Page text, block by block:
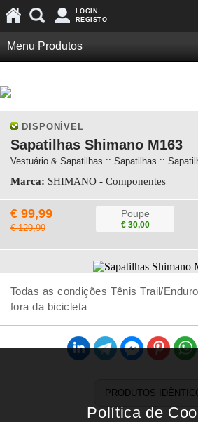
LOGIN
REGISTO
Menu Produtos
DISPONÍVEL
Sapatilhas Shimano M163
Vestuário & Sapatilhas :: Sapatilhas ::
Marca: SHIMANO - Componentes
€ 99,99
€ 129,99
Poupe
€ 30,00
Todas as condições Tênis Trail/
fora da bicicleta
PRODUTOS